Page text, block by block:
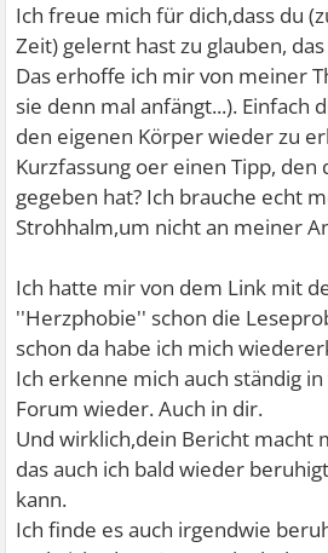
Ich freue mich für dich,dass du
Zeit) gelernt hast zu glauben,
Das erhoffe ich mir von meiner
sie denn mal anfängt...). Einfach
den eigenen Körper wieder zu
Kurzfassung oer einen Tipp,
gegeben hat? Ich brauche echt
Strohhalm,um nicht an meiner
Ich hatte mir von dem Link mit
''Herzphobie'' schon die
schon da habe ich mich
Ich erkenne mich auch ständig
Forum wieder. Auch in dir.
Und wirklich,dein Bericht macht
das auch ich bald wieder
kann.
Ich finde es auch irgendwie